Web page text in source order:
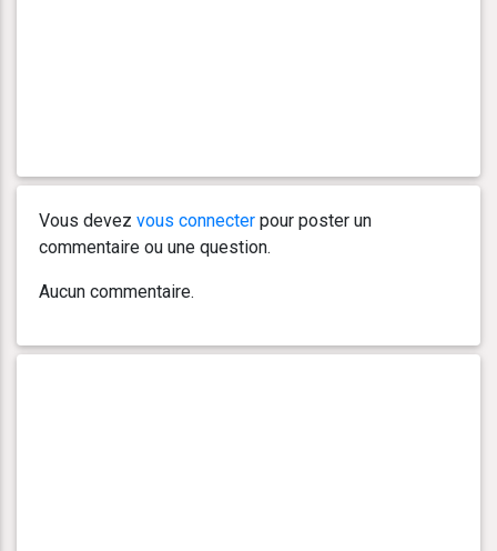
Vous devez vous connecter pour poster un
commentaire ou une question.
Aucun commentaire.